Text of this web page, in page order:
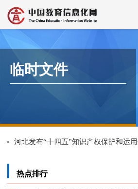
临时文件
河北发布“十四五”知识产权保护和运用
热点排行